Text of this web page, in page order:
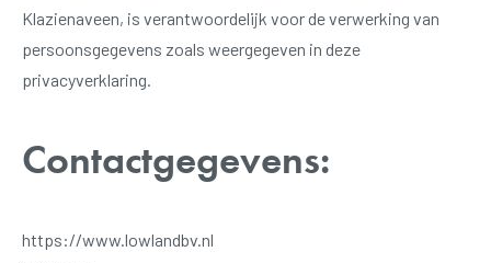
Klazienaveen, is verantwoordelijk voor de verwerking van
persoonsgegevens zoals weergegeven in deze
privacyverklaring.
Contactgegevens:
https://www.lowlandbv.nl